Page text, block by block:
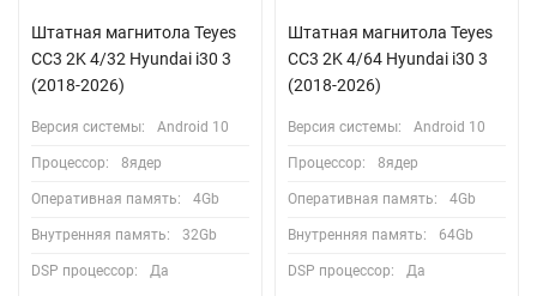
Штатная магнитола Teyes
CC3 2K 4/32 Hyundai i30 3
(2018-2026)
Версия системы: Android 10
Процессор: 8ядер
Оперативная память: 4Gb
Внутренняя память: 32Gb
DSP процессор: Да
Штатная магнитола Teyes
CC3 2K 4/64 Hyundai i30 3
(2018-2026)
Версия системы: Android 10
Процессор: 8ядер
Оперативная память: 4Gb
Внутренняя память: 64Gb
DSP процессор: Да